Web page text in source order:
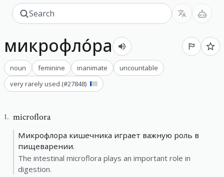
микрофло́ра
noun feminine inanimate
uncountable
very rarely used (#27848)
1. microflora
Микрофлора кишечника играет важную роль в
пищеварении.
The intestinal microflora plays an important role in
digestion.